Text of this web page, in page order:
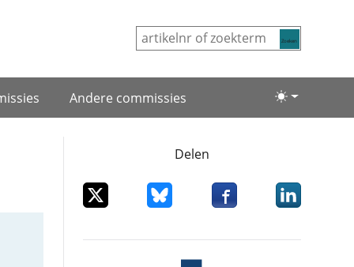
Lichte/
Andere commissies
Delen
Deel dit item op XDeel dit item op Bluesky
Deel dit item op
Deel dit